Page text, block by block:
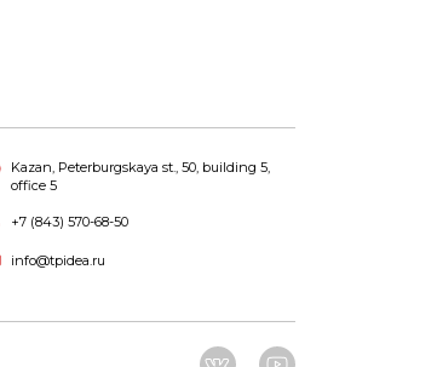
Kazan, Peterburgskaya st., 50, building 5,
office 5
+7 (843) 570-68-50
info@tpidea.ru